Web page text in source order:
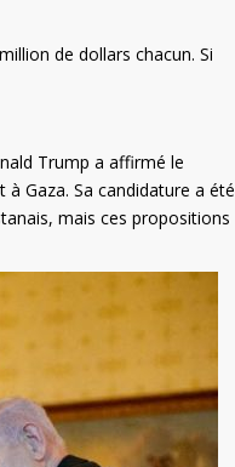
de dollars chacun. Si
Trump a affirmé le
Gaza. Sa candidature a été
mais ces propositions